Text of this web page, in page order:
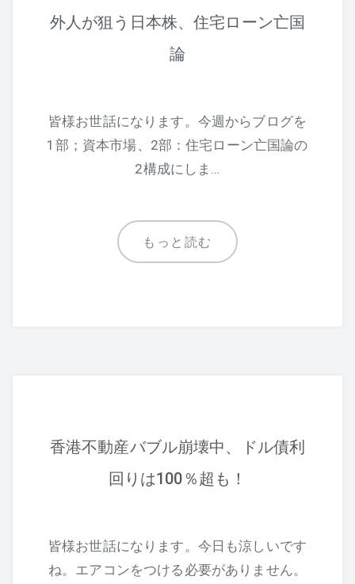
外人が狙う日本株、住宅ローン亡国
論
皆様お世話になります。今週からブログを
1部；資本市場、2部：住宅ローン亡国論の
2構成にしま…
もっと読む
香港不動産バブル崩壊中、ドル債利
回りは100％超も！
皆様お世話になります。今日も涼しいです
ね。エアコンをつける必要がありません。